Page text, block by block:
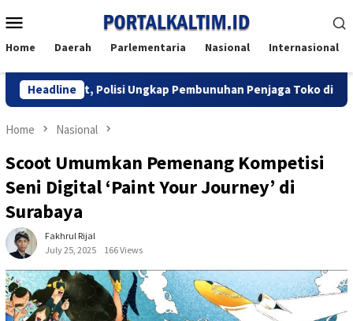
to
Menu
Home Daerah Parlementaria Nasional Internasional
Headline
Polisi Ungkap Pembunuhan Penjaga Toko di Balikpapan
Home Nasional
Scoot Umumkan Pemenang Kompetisi
Seni Digital ‘Paint Your Journey’ di
Surabaya
Fakhrul Rijal
July 25, 2025
166 Views